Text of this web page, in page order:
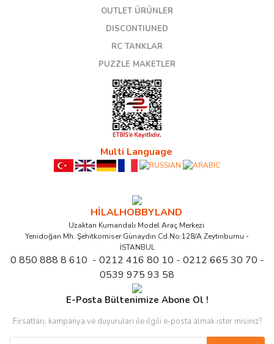
OUTLET ÜRÜNLER
DISCONTIUNED
RC TANKLAR
PUZZLE MAKETLER
Multi Language
HİLALHOBBYLAND
Uzaktan Kumandalı Model Araç Merkezi
Yenidoğan Mh. Şehitkomiser Günaydın Cd.No:128/A Zeytinburnu -
İSTANBUL
0 850 888 8 610 - 0212 416 80 10 - 0212 665 30 70 -
0539 975 93 58
E-Posta Bültenimize Abone Ol !
Fırsatları, kampanya ve duyuruları ile ilgili e-posta almak ister misiniz?